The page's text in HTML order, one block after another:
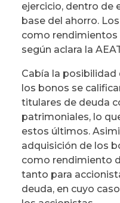
ejercicio, dentro de
base del ahorro.
como
según aclara la
Cabía la
los bonos se
titulares de deuda
patrimoniales, lo
estos últimos.
adquisición de los
como rendimiento
tanto para
deuda, en cuyo